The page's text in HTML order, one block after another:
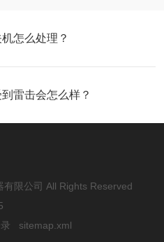
怎么处理？
雷击会怎么样？
限公司 All Rights Reserved
sitemap.xml